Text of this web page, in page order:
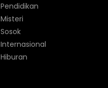
Pendidikan
Misteri
Sosok
Internasional
Hiburan